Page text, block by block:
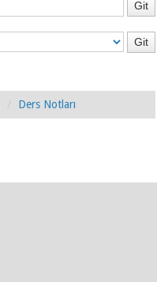
Ders Notları